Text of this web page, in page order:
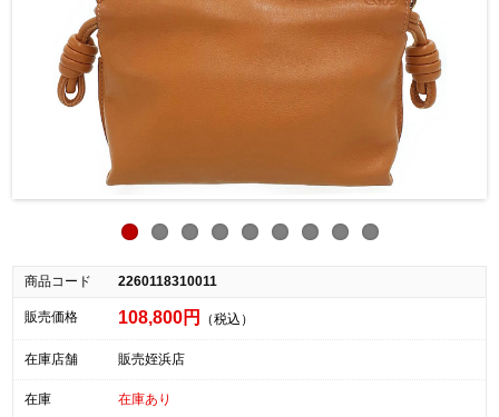
商品コード 2260118310011
販売価格 108,800円 （税込）
在庫店舗 販売姪浜店
在庫 在庫あり